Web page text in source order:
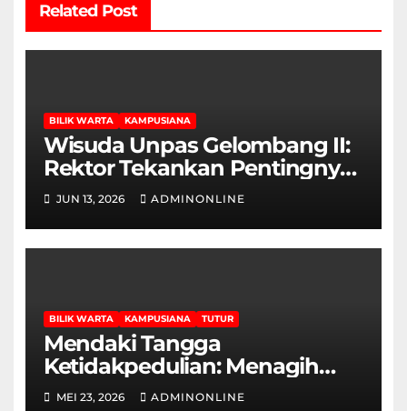
Related Post
BILIK WARTA KAMPUSIANA
Wisuda Unpas Gelombang II:
Rektor Tekankan Pentingnya
Sertifikasi Keahlian
JUN 13, 2026 ADMINONLINE
BILIK WARTA KAMPUSIANA TUTUR
Mendaki Tangga
Ketidakpedulian: Menagih
Hak Disabilitas yang
MEI 23, 2026 ADMINONLINE